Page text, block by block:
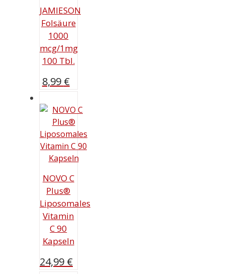
JAMIESON
Folsäure
1000
mcg/1mg
100 Tbl.
8,99 €
NOVO C
Plus®
Liposomales
Vitamin
C 90
Kapseln
24,99 €